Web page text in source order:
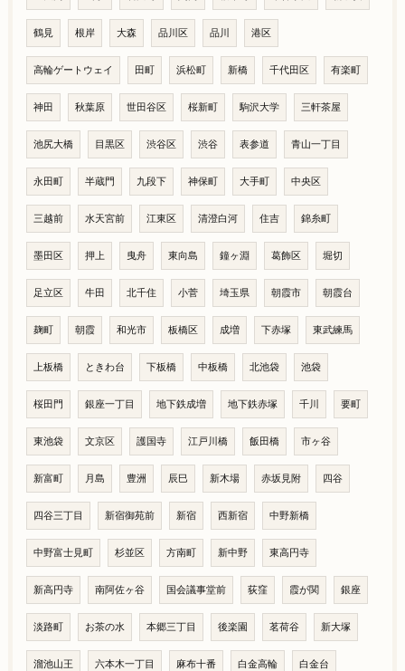
鶴見 根岸 大森 品川区 品川 港区
高輪ゲートウェイ 田町 浜松町 新橋 千代田区 有楽町
神田 秋葉原 世田谷区 桜新町 駒沢大学 三軒茶屋
池尻大橋 目黒区 渋谷区 渋谷 表参道 青山一丁目
永田町 半蔵門 九段下 神保町 大手町 中央区
三越前 水天宮前 江東区 清澄白河 住吉 錦糸町
墨田区 押上 曳舟 東向島 鐘ヶ淵 葛飾区 堀切
足立区 牛田 北千住 小菅 埼玉県 朝霞市 朝霞台
麹町 朝霞 和光市 板橋区 成増 下赤塚 東武練馬
上板橋 ときわ台 下板橋 中板橋 北池袋 池袋
桜田門 銀座一丁目 地下鉄成増 地下鉄赤塚 千川 要町
東池袋 文京区 護国寺 江戸川橋 飯田橋 市ヶ谷
新富町 月島 豊洲 辰巳 新木場 赤坂見附 四谷
四谷三丁目 新宿御苑前 新宿 西新宿 中野新橋
中野富士見町 杉並区 方南町 新中野 東高円寺
新高円寺 南阿佐ヶ谷 国会議事堂前 荻窪 霞が関 銀座
淡路町 お茶の水 本郷三丁目 後楽園 茗荷谷 新大塚
溜池山王 六本木一丁目 麻布十番 白金高輪 白金台